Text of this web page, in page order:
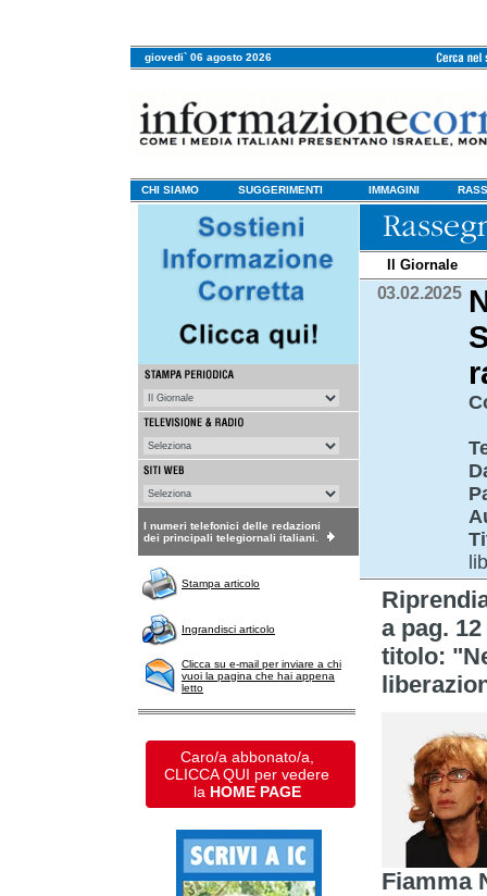
giovedi` 06 agosto 2026
CHI SIAMO SUGGERIMENTI IMMAGINI
I numeri telefonici delle redazioni
dei principali telegiornali italiani.
Stampa articolo
Ingrandisci articolo
Clicca su e-mail per inviare a chi
vuoi la pagina che hai appena
letto
Caro/a abbonato/a,
CLICCA QUI per vedere
la HOME PAGE
Il Giornale
03.02.2025
a pag.
titolo:
Fiamma